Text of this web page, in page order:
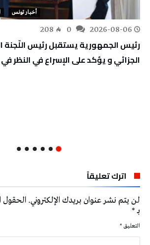
أخبار تونس
2026-08-06
208
رئيس الجمهورية يستقبل رئيس اللّجنة
الجزائي و يؤكد على الإسراع في النظر
اترك تعليقاً
لن يتم نشر عنوان بريدك الإلكتروني. الحقول
بـ*
التعليق *